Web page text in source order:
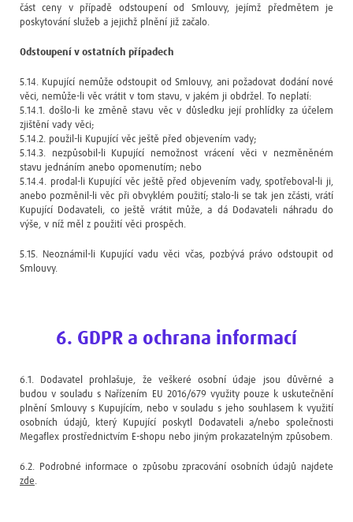
část ceny v případě odstoupení od Smlouvy, jejímž předmětem je
poskytování služeb a jejichž plnění již začalo.
Odstoupení v ostatních případech
5.14. Kupující nemůže odstoupit od Smlouvy, ani požadovat dodání nové
věci, nemůže-li věc vrátit v tom stavu, v jakém ji obdržel. To neplatí:
5.14.1. došlo-li ke změně stavu věc v důsledku její prohlídky za účelem
zjištění vady věci;
5.14.2. použil-li Kupující věc ještě před objevením vady;
5.14.3. nezpůsobil-li Kupující nemožnost vrácení věci v nezměněném
stavu jednáním anebo opomenutím; nebo
5.14.4. prodal-li Kupující věc ještě před objevením vady, spotřeboval-li ji,
anebo pozměnil-li věc při obvyklém použití; stalo-li se tak jen zčásti, vrátí
Kupující Dodavateli, co ještě vrátit může, a dá Dodavateli náhradu do
výše, v níž měl z použití věci prospěch.
5.15. Neoznámil-li Kupující vadu věci včas, pozbývá právo odstoupit od
Smlouvy.
6. GDPR a ochrana informací
6.1. Dodavatel prohlašuje, že veškeré osobní údaje jsou důvěrné a
budou v souladu s Nařízením EU 2016/679 využity pouze k uskutečnění
plnění Smlouvy s Kupujícím, nebo v souladu s jeho souhlasem k využití
osobních údajů, který Kupující poskytl Dodavateli a/nebo společnosti
Megaflex prostřednictvím E-shopu nebo jiným prokazatelným způsobem.
6.2. Podrobné informace o způsobu zpracování osobních údajů najdete
zde.